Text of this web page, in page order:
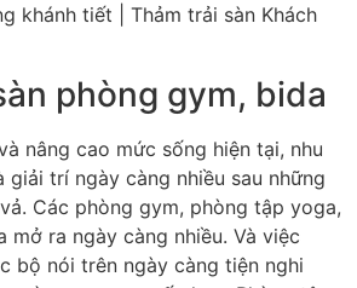
khánh tiết | Thảm trải sàn Khách
phòng gym, bida
nâng cao mức sống hiện tại, nhu
giải trí ngày càng nhiều sau những
Các phòng gym, phòng tập yoga,
mở ra ngày càng nhiều. Và việc
bộ nói trên ngày càng tiện nghi